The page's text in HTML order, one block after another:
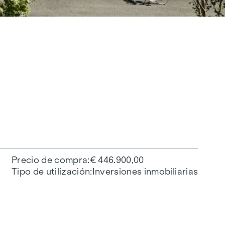
Precio de compra € 446.900,00
Tipo de utilización Inversiones inmobiliarias